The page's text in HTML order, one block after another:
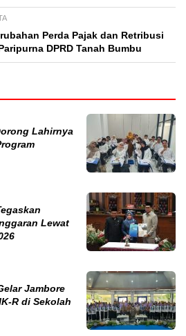
Perda Pajak dan Retribusi
DPRD Tanah Bumbu
Lahirnya
Lewat
Jambore
R di Sekolah